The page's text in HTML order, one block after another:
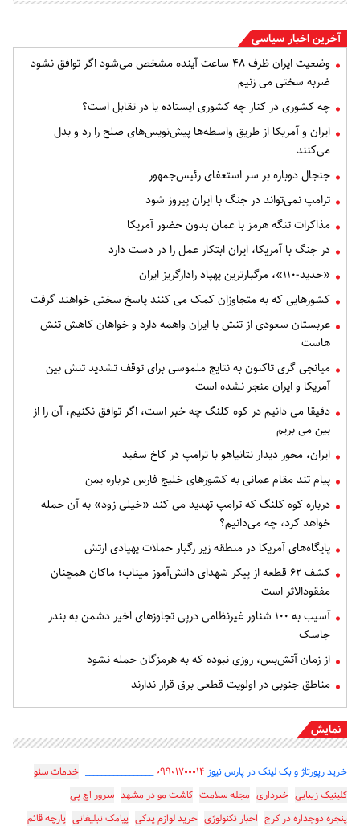
آخرین اخبار سیاسی
وضعیت ایران ظرف ۴۸ ساعت آینده مشخص می‌شود اگر توافق نشود
ضربه سختی می زنیم
چه کشوری در کنار چه کشوری ایستاده یا در تقابل است؟
ایران و آمریکا از طریق واسطه‌ها پیش‌نویس‌های صلح را رد و بدل
می‌کنند
جنجال دوباره بر سر استعفای رئیس‌جمهور
ترامپ نمی‌تواند در جنگ با ایران پیروز شود
مذاکرات تنگه هرمز با عمان بدون حضور آمریکا
در جنگ با آمریکا، ایران ابتکار عمل را در دست دارد
«حدید-۱۱۰»، مرگبارترین پهپاد رادارگریز ایران
کشورهایی که به متجاوزان کمک می کنند پاسخ سختی خواهند گرفت
عربستان سعودی از تنش با ایران واهمه دارد و خواهان کاهش تنش
هاست
میانجی گری تاکنون به نتایج ملموسی برای توقف تشدید تنش بین
آمریکا و ایران منجر نشده است
دقیقا می دانیم در کوه کلنگ چه خبر است، اگر توافق نکنیم، آن را از
بین می بریم
ایران، محور دیدار نتانیاهو با ترامپ در کاخ سفید
پیام تند مقام عمانی به کشورهای خلیج فارس درباره یمن
درباره کوه کلنگ که ترامپ تهدید می کند «خیلی زود» به آن حمله
خواهد کرد، چه می‌دانیم؟
پایگاه‌های آمریکا در منطقه زیر رگبار حملات پهپادی ارتش
کشف ۶۲ قطعه از پیکر شهدای دانش‌آموز میناب؛ ماکان همچنان
مفقودالاثر است
آسیب به ۱۰۰ شناور غیرنظامی درپی تجاوزهای اخیر دشمن به بندر
جاسک
از زمان آتش‌بس، روزی نبوده که به هرمزگان حمله نشود
مناطق جنوبی در اولویت قطعی برق قرار ندارند
نمایش
خرید رپورتاژ و بک لینک در پارس نیوز ۰۹۹۰۱۷۰۰۰۱۴_________________ خدمات سئو
کلینیک زیبایی خبرداری مجله سلامت کاشت مو در مشهد سرور اچ پی
پنجره دوجداره در کرج اخبار تکنولوژی خرید لوازم یدکی پیامک تبلیغاتی پارچه قائم